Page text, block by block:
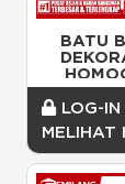
BATU
LOG-IN
MELIHAT